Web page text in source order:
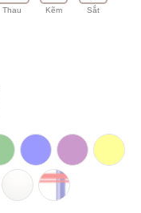
Thau Kẽm Sắt